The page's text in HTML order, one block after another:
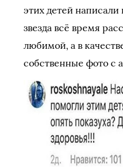
этих детей
звезда всё время
любимой, а в
собственные фото с